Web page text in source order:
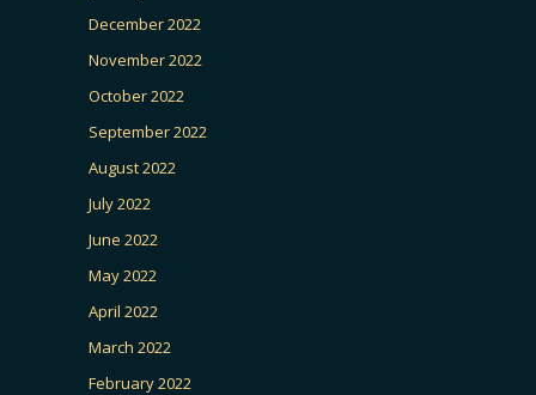
December 2022
November 2022
October 2022
September 2022
August 2022
July 2022
June 2022
May 2022
April 2022
March 2022
February 2022